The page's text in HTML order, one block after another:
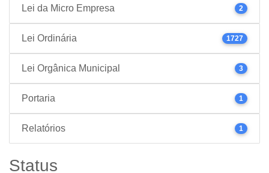
Lei da Micro Empresa 2
Lei Ordinária 1727
Lei Orgânica Municipal 3
Portaria 1
Relatórios 1
Status